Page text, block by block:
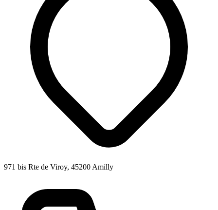
971 bis Rte de Viroy, 45200 Amilly